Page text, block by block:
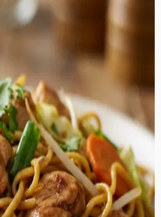
klassika, mis pakub
köögivilju ja
retsept on loodud
otse teie
ja värskemal
tasakaalustatud
soolaka sügavuse,
aroomi ja suhkru
ühel pannil või
lahenduse kiireks ja
kapsas, magus